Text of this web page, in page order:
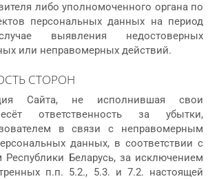
либо уполномоченного органа по
персональных данных на период
выявления недостоверных
или неправомерных действий.
СТОРОН
Сайта, не исполнившая свои
ответственность за убытки,
в связи с неправомерным
данных, в соответствии с
Республики Беларусь, за исключением
п.п. 5.2., 5.3. и 7.2. настоящей